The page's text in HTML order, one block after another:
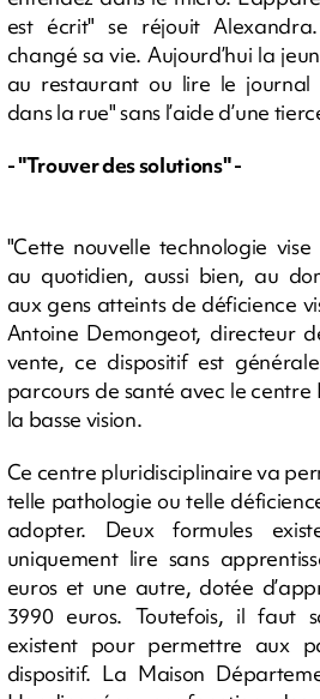
est écrit" se réjouit
changé sa vie. Aujourd’hui la
au restaurant ou lire le journal
dans la rue" sans l’aide d’une
- "Trouver des solutions" -
"Cette nouvelle technologie
au quotidien, aussi bien, au
aux gens atteints de déficience
Antoine Demongeot, directeur
vente, ce dispositif est
parcours de santé avec le centre
la basse vision.
Ce centre pluridisciplinaire va
telle pathologie ou telle
adopter. Deux formules
uniquement lire sans
euros et une autre, dotée
3990 euros. Toutefois, il faut
existent pour permettre aux
dispositif. La Maison